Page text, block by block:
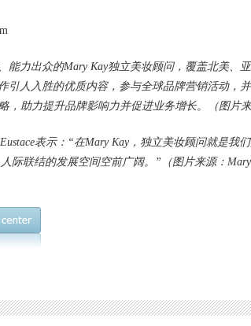
能力出众的Mary Kay独立美妆顾问，覆盖北美、
引人入胜的优质内容，参与全球品牌营销活动，
，助力提升品牌影响力并促进业务增长。（图片来
表示：“在Mary Kay，独立美妆顾问就是我
际联结的发展空间空前广阔。”（图片来源：Mary